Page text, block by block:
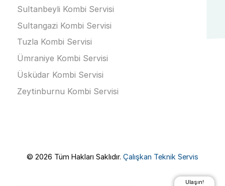
Ulaşın!
Sultanbeyli Kombi Servisi
Sultangazi Kombi Servisi
Tuzla Kombi Servisi
Ümraniye Kombi Servisi
Üsküdar Kombi Servisi
Zeytinburnu Kombi Servisi
© 2026 Tüm Hakları Saklıdır. Çalışkan Teknik Servis